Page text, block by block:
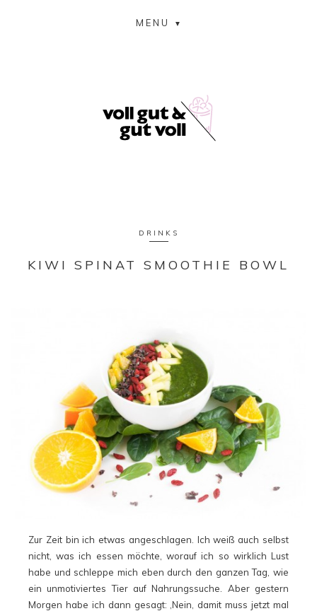
MENU
DRINKS
KIWI SPINAT SMOOTHIE BOWL
Zur Zeit bin ich etwas angeschlagen. Ich weiß auch selbst
nicht, was ich essen möchte, worauf ich so wirklich Lust
habe und schleppe mich eben durch den ganzen Tag, wie
ein unmotiviertes Tier auf Nahrungssuche. Aber gestern
Morgen habe ich dann gesagt: ‚Nein, damit muss jetzt mal